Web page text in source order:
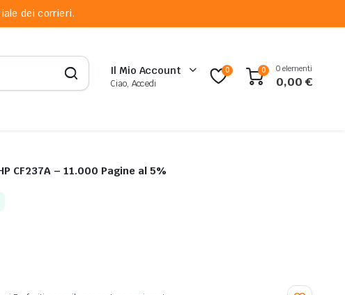
dei corrieri.
Il Mio Account
Ciao, Accedi
0 0 0 elementi
0,00€
CF237A – 11.000 Pagine al 5%